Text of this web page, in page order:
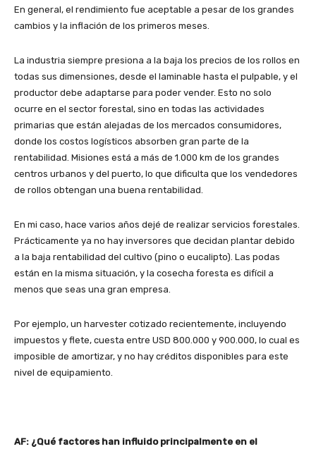
En general, el rendimiento fue aceptable a pesar de los grandes
cambios y la inflación de los primeros meses.
La industria siempre presiona a la baja los precios de los rollos en
todas sus dimensiones, desde el laminable hasta el pulpable, y el
productor debe adaptarse para poder vender. Esto no solo
ocurre en el sector forestal, sino en todas las actividades
primarias que están alejadas de los mercados consumidores,
donde los costos logísticos absorben gran parte de la
rentabilidad. Misiones está a más de 1.000 km de los grandes
centros urbanos y del puerto, lo que dificulta que los vendedores
de rollos obtengan una buena rentabilidad.
En mi caso, hace varios años dejé de realizar servicios forestales.
Prácticamente ya no hay inversores que decidan plantar debido
a la baja rentabilidad del cultivo (pino o eucalipto). Las podas
están en la misma situación, y la cosecha foresta es difícil a
menos que seas una gran empresa.
Por ejemplo, un harvester cotizado recientemente, incluyendo
impuestos y flete, cuesta entre USD 800.000 y 900.000, lo cual es
imposible de amortizar, y no hay créditos disponibles para este
nivel de equipamiento.
AF: ¿Qué factores han influido principalmente en el